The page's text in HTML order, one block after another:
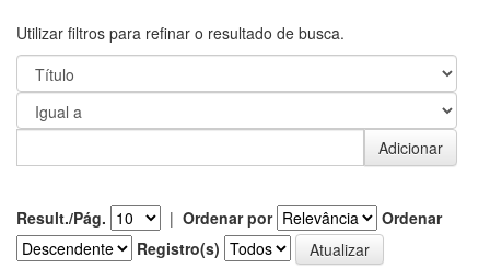
Utilizar filtros para refinar o resultado de busca.
Result./Pág. | Ordenar por
Ordenar
Registro(s)